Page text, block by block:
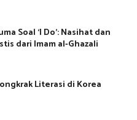
Soal ‘I Do’: Nasihat dan
dari Imam al-Ghazali
Literasi di Korea